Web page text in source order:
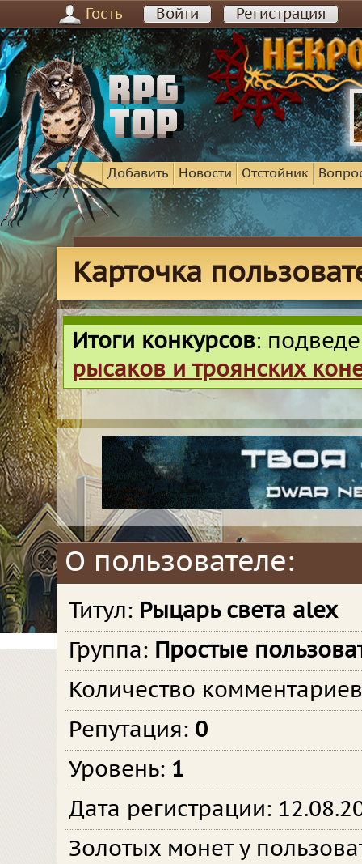
Гость Войти Регистрация
Добавить Новости Отстойник
Карточка
Итоги конкурсов:
рысаков и троянских
О пользователе:
Титул: Рыцарь света alex
Группа: Простые
Количество
Репутация: 0
Уровень: 1
Дата регистрации:
Золотых монет у